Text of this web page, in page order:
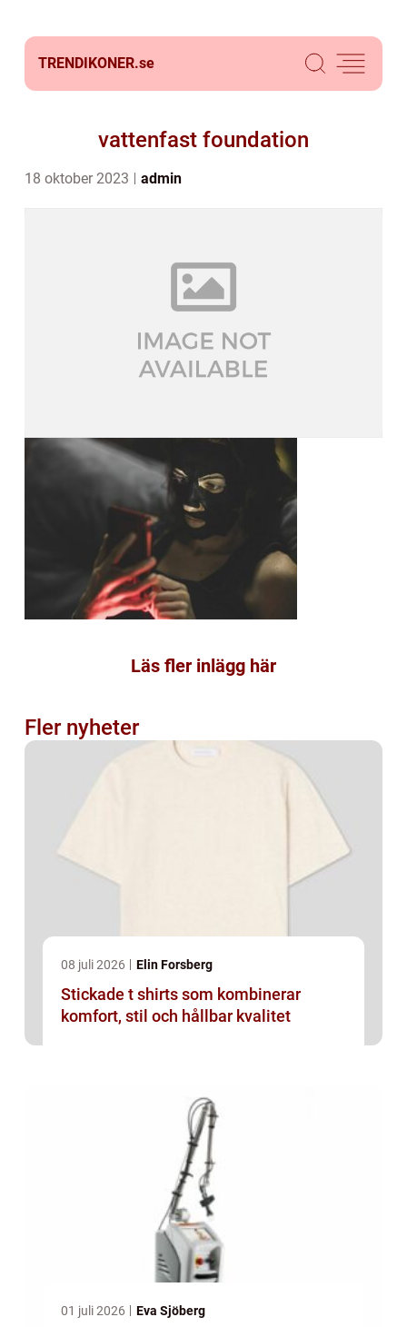
TRENDIKONER.se
vattenfast foundation
18 oktober 2023 admin
Läs fler inlägg här
Fler nyheter
08 juli 2026 Elin Forsberg
Stickade t shirts som kombinerar
komfort, stil och hållbar kvalitet
01 juli 2026 Eva Sjöberg